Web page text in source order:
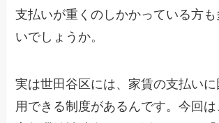
支払いが重くのしかかっている方
いでしょうか。
実は世田谷区には、家賃の支払いに
用できる制度があるんです。今回